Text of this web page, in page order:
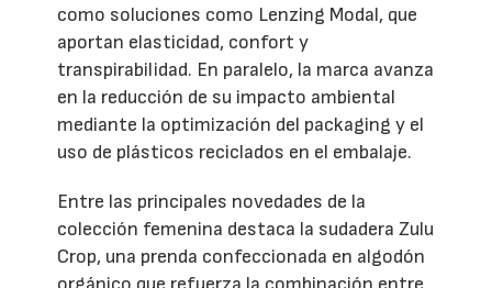
como soluciones como Lenzing Modal, que
aportan elasticidad, confort y
transpirabilidad. En paralelo, la marca avanza
en la reducción de su impacto ambiental
mediante la optimización del packaging y el
uso de plásticos reciclados en el embalaje.
Entre las principales novedades de la
colección femenina destaca la sudadera Zulu
Crop, una prenda confeccionada en algodón